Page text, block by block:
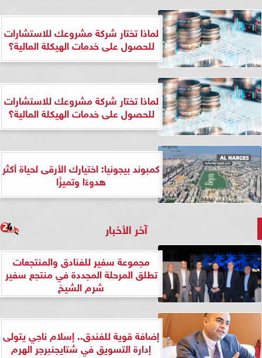
لماذا تختار شركة مشروعك للاستشارات
للحصول على خدمات الهيكلة المالية؟
لماذا تختار شركة مشروعك للاستشارات
للحصول على خدمات الهيكلة المالية؟
كمبوند بيجونيا: اختيارك الأرقى لحياة أكثر
هدوءًا وتميزًا
آخر الأخبار
مجموعة سفير للفنادق والمنتجعات
تطلق المرحلة المجددة في منتجع سفير
شرم الشيخ
إضافة قوية للفندق.. إسلام ناجي يتولى
إدارة التسويق في شتايجنبرجر الهرم